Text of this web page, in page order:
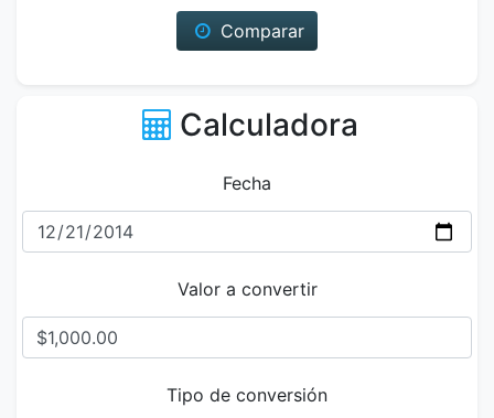
Comparar
Calculadora
Fecha
Valor a convertir
Tipo de conversión